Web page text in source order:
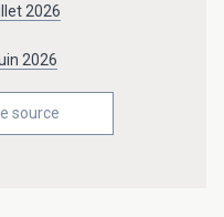
2026
2026
source